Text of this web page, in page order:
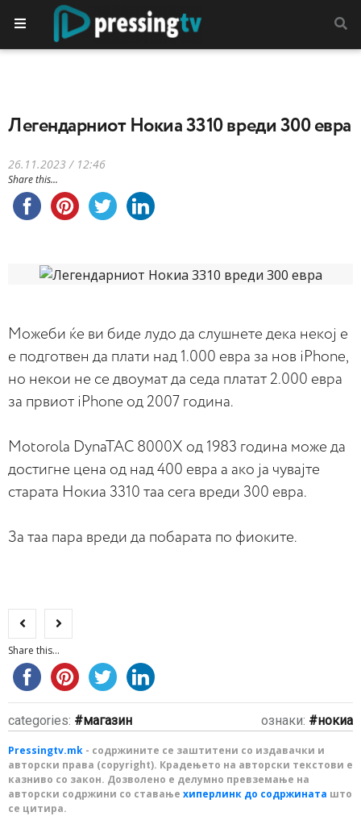
Легендарниот Нокиа 3310 вреди 300 евра
26.11.2023 / 12:46
Share this...
Можеби ќе ви биде лудо да слушнете дека некој е
е подготвен да плати над 1.000 евра за нов iPhone,
но некои не се двоумат да седа платат 2.000 евра
за првиот iPhone од 2007 година.
Motorola DynaTAC 8000X од 1983 година може да
достигне цена од над 400 евра а ако ја чувајте
старата Нокиа 3310 таа сега вреди 300 евра.
За таа пара вреди да побарата по фиоките.
Share this...
categories: магазин ознаки: нокиа
Pressingtv.mk - содржините се заштитени со издавачки и
авторски права (copyright). Крадењето на авторски текстови е
казниво со закон. Дозволено е делумно превземање на
авторски содржини со ставање хиперлинк до содржината што
се цитира.